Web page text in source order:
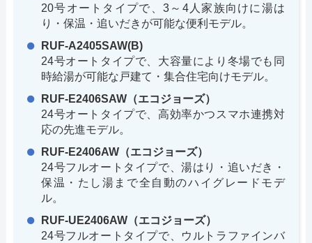
20号オートタイプで、3～4人家族向けに湯は
り・保温・追いだきが可能な便利モデル。
RUF-A2405SAW(B)
24号オートタイプで、大容量により冬場でも同
時給湯が可能な戸建て・集合住宅向けモデル。
RUF-E2406SAW（エコジョーズ）
24号オートタイプで、高効率かつスマホ連携対
応の先進モデル。
RUF-E2406AW（エコジョーズ）
24号フルオートタイプで、湯はり・追いだき・
保温・たし湯まで全自動のハイグレードモデ
ル。
RUF-UE2406AW（エコジョーズ）
24号フルオートタイプで、ウルトラファインバ